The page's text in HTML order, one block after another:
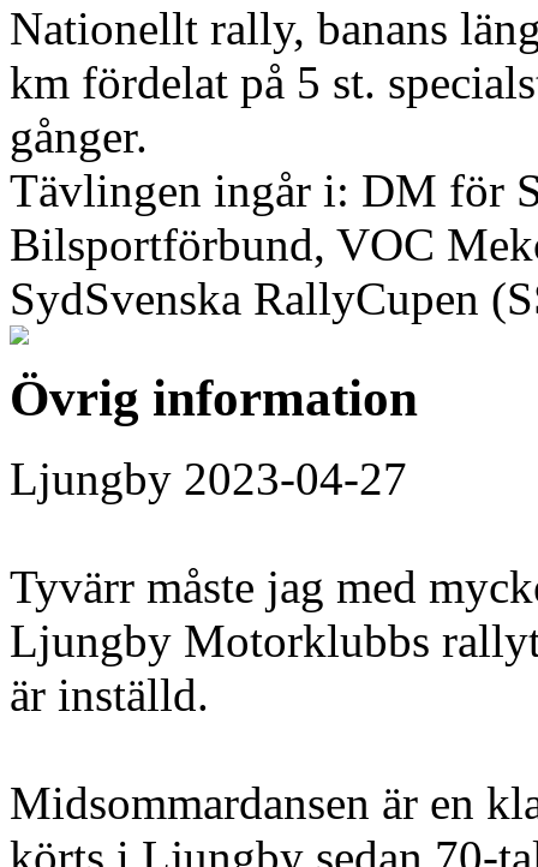
Nationellt rally, banans
km fördelat på 5 st.
gånger.
Tävlingen ingår i: DM för
Bilsportförbund, VOC
SydSvenska RallyCupen
Övrig information
Ljungby 2023-04-27
Tyvärr måste jag med
Ljungby Motorklubbs
är inställd.
Midsommardansen är en
körts i Ljungby sedan 70-